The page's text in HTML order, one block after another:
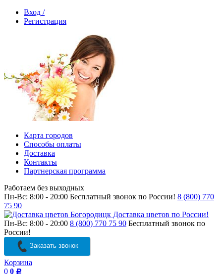
Вход /
Регистрация
Карта городов
Способы оплаты
Доставка
Контакты
Партнерская программа
Работаем без выходных
Пн-Вс: 8:00 - 20:00 Бесплатный звонок по России! 8 (800) 770
75 90
Доставка цветов по России!
Пн-Вс: 8:00 - 20:00 8 (800) 770 75 90 Бесплатный звонок по
России!
Заказать звонок
Корзина
0 0 Р